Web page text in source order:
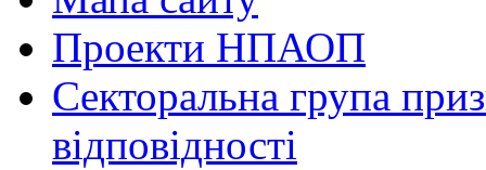
Проекти НПАОП
Секторальна група
відповідності